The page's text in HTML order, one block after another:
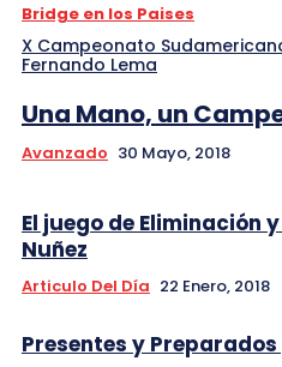
Bridge en los Paises
X Campeonato
Fernando Lema
Una Mano, un
Avanzado 30 Mayo, 2018
El juego de Eliminación
Nuñez
Articulo Del Día 22 Enero, 2018
Presentes y